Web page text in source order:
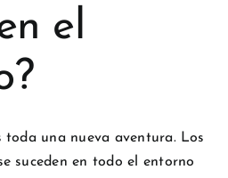
el
toda una nueva aventura. Los
suceden en todo el entorno